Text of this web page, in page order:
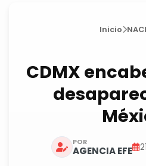
Inicio
CDMX
POR
AGENCIA EFE